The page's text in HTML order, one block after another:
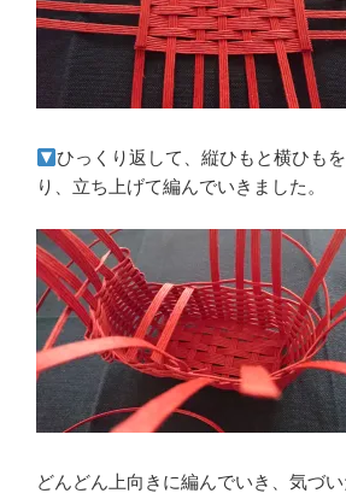
ひっくり返して、縦ひもと横ひも
り、立ち上げて編んでいきました。
どんどん上向きに編んでいき、気づ